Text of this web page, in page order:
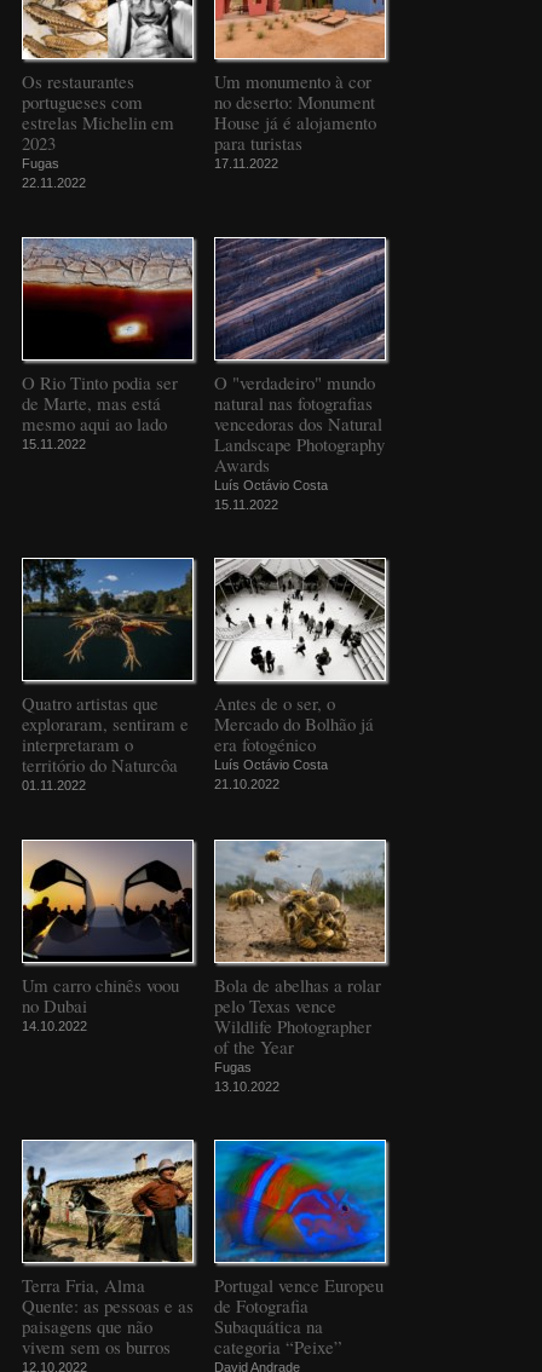
Os restaurantes
portugueses com
estrelas Michelin em
2023
Fugas
22.11.2022
Um monumento à cor
no deserto: Monument
House já é alojamento
para turistas
17.11.2022
O Rio Tinto podia ser
de Marte, mas está
mesmo aqui ao lado
15.11.2022
O "verdadeiro" mundo
natural nas fotografias
vencedoras dos Natural
Landscape Photography
Awards
Luís Octávio Costa
15.11.2022
Quatro artistas que
exploraram, sentiram e
interpretaram o
território do Naturcôa
01.11.2022
Antes de o ser, o
Mercado do Bolhão já
era fotogénico
Luís Octávio Costa
21.10.2022
Um carro chinês voou
no Dubai
14.10.2022
Bola de abelhas a rolar
pelo Texas vence
Wildlife Photographer
of the Year
Fugas
13.10.2022
Terra Fria, Alma
Quente: as pessoas e as
paisagens que não
vivem sem os burros
12.10.2022
Portugal vence Europeu
de Fotografia
Subaquática na
categoria “Peixe”
David Andrade